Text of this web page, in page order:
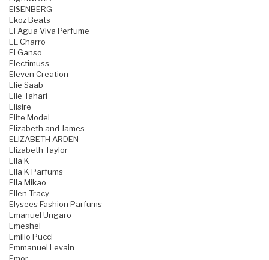
EISENBERG
Ekoz Beats
El Agua Viva Perfume
EL Charro
El Ganso
Electimuss
Eleven Creation
Elie Saab
Elie Tahari
Elisire
Elite Model
Elizabeth and James
ELIZABETH ARDEN
Elizabeth Taylor
Ella K
Ella K Parfums
Ella Mikao
Ellen Tracy
Elysees Fashion Parfums
Emanuel Ungaro
Emeshel
Emilio Pucci
Emmanuel Levain